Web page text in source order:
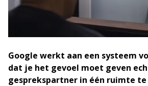
Google werkt aan een systeem
dat je het gevoel moet geven
gesprekspartner in één ruimte